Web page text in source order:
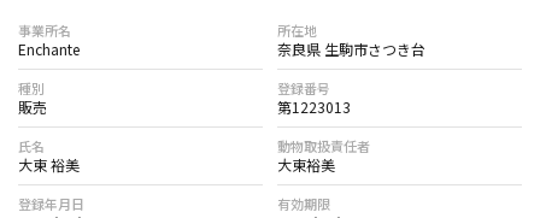
事業所名
Enchante
所在地
奈良県 生駒市さつき台
種別
販売
登録番号
第1223013
氏名
大東 裕美
動物取扱責任者
大東裕美
登録年月日 有効期限